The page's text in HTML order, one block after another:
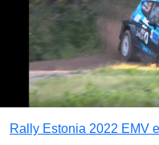
Rally Estonia 2022 EMV